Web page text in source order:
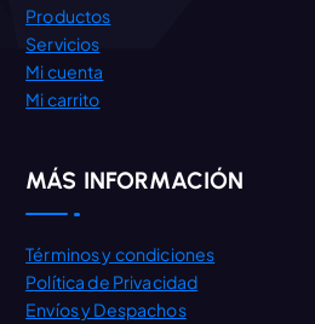
Productos
Servicios
Mi cuenta
Mi carrito
MÁS INFORMACIÓN
Términos y condiciones
Política de Privacidad
Envíos y Despachos